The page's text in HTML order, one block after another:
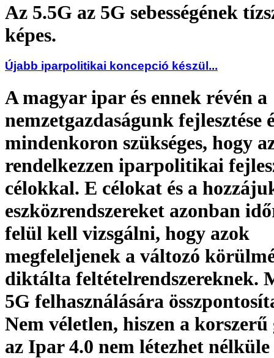
Az 5.5G az 5G sebességének
képes.
Újabb iparpolitikai koncepció készül...
A magyar ipar és ennek révén a
nemzetgazdaságunk fejlesztése
mindenkoron szükséges, hogy
rendelkezzen iparpolitikai
célokkal. E célokat és a
eszközrendszereket azonban
felül kell vizsgálni, hogy azok
megfeleljenek a változó
diktálta feltételrendszereknek.
5G felhasználására
Nem véletlen, hiszen a korszerű
az Ipar 4.0 nem létezhet nélküle